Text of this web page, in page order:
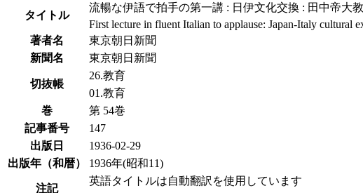
タイトル
流暢な伊語で拍手の第一講 : 日伊文化交換 : 田中帝大
First lecture in fluent Italian to applause: Japan-Italy cultural
著者名
東京朝日新聞
新聞名
東京朝日新聞
切抜帳
26.教育
01.教育
巻
第 54巻
記事番号
147
出版日
1936-02-29
出版年（和暦）
1936年(昭和11)
注記
英語タイトルは自動翻訳を使用しています